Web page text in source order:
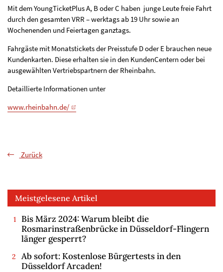
Mit dem YoungTicketPlus A, B oder C haben junge Leute freie Fahrt
durch den gesamten VRR – werktags ab 19 Uhr sowie an
Wochenenden und Feiertagen ganztags.
Fahrgäste mit Monatstickets der Preisstufe D oder E brauchen neue
Kundenkarten. Diese erhalten sie in den KundenCentern oder bei
ausgewählten Vertriebspartnern der Rheinbahn.
Detaillierte Informationen unter
www.rheinbahn.de/
Zurück
Meistgelesene Artikel
Bis März 2024: Warum bleibt die
Rosmarinstraßenbrücke in Düsseldorf-Flingern
länger gesperrt?
Ab sofort: Kostenlose Bürgertests in den
Düsseldorf Arcaden!